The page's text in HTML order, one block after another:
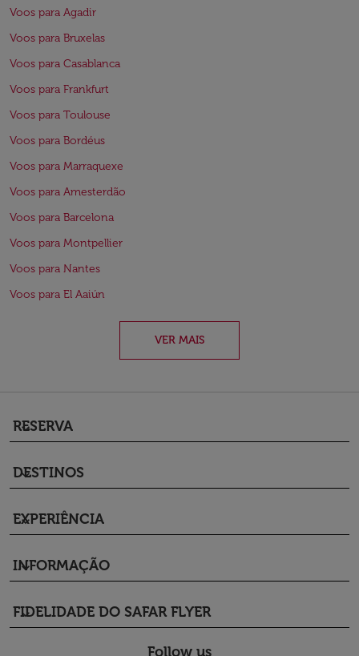
Voos para Agadir
Voos para Bruxelas
Voos para Casablanca
Voos para Frankfurt
Voos para Toulouse
Voos para Bordéus
Voos para Marraquexe
Voos para Amesterdão
Voos para Barcelona
Voos para Montpellier
Voos para Nantes
Voos para El Aaiún
VER MAIS
RESERVA
keyboard_arrow_down
DESTINOS
keyboard_arrow_down
EXPERIÊNCIA
keyboard_arrow_down
INFORMAÇÃO
keyboard_arrow_down
FIDELIDADE DO SAFAR FLYER
keyboard_arrow_down
Follow us